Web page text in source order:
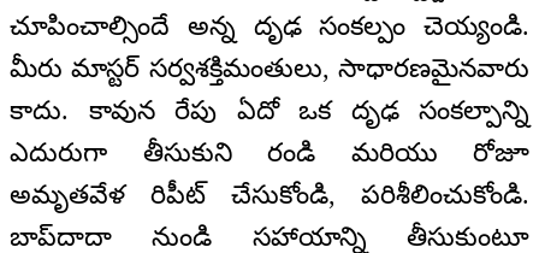
చూపించాల్సిందే అన్న దృఢ సంకల్పం చెయ్యండి.
మీరు మాస్టర్ సర్వశక్తిమంతులు, సాధారణమైనవారు
కాదు. కావున రేపు ఏదో ఒక దృఢ సంకల్పాన్ని
ఎదురుగా తీసుకుని రండి మరియు రోజూ
అమృతవేళ రిపీట్ చేసుకోండి, పరిశీలించుకోండి.
బాప్‌దాదా నుండి సహాయాన్ని తీసుకుంటూ